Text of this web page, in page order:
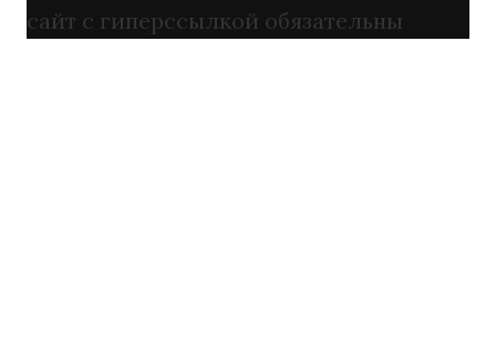
сайт с гиперссылкой обязательны